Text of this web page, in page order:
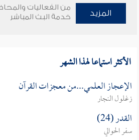
المزيد
من الفعاليات
خدمة البث المباشر
الأكثر استماعا لهذا الشهر
الإعجاز العلمي...من معجزات القرآن
زغلول النجار
القدر (24)
سفر الحوالي